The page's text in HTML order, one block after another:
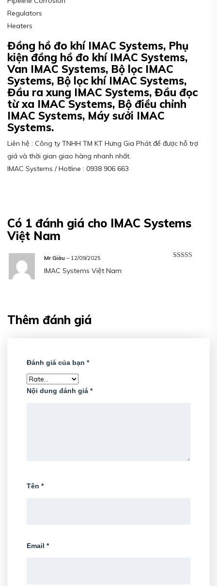
Regulators
Heaters
Đồng hồ đo khí IMAC Systems, Phụ
kiện đồng hồ đo khí IMAC Systems,
Van IMAC Systems, Bộ lọc IMAC
Systems, Bộ lọc khí IMAC Systems,
Đầu ra xung IMAC Systems, Đầu đọc
từ xa IMAC Systems, Bộ điều chỉnh
IMAC Systems, Máy sưởi IMAC
Systems.
Liên hệ : Công ty TNHH TM KT Hưng Gia Phát để được hỗ trợ
giá và thời gian giao hàng nhanh nhất.
IMAC Systems / Hotline : 0938 906 663
Có 1 đánh giá cho IMAC Systems
Việt Nam
Mr Giàu – 12/09/2025
IMAC Systems Việt Nam
Thêm đánh giá
Đánh giá của bạn *
Nội dung đánh giá *
Tên *
Email *